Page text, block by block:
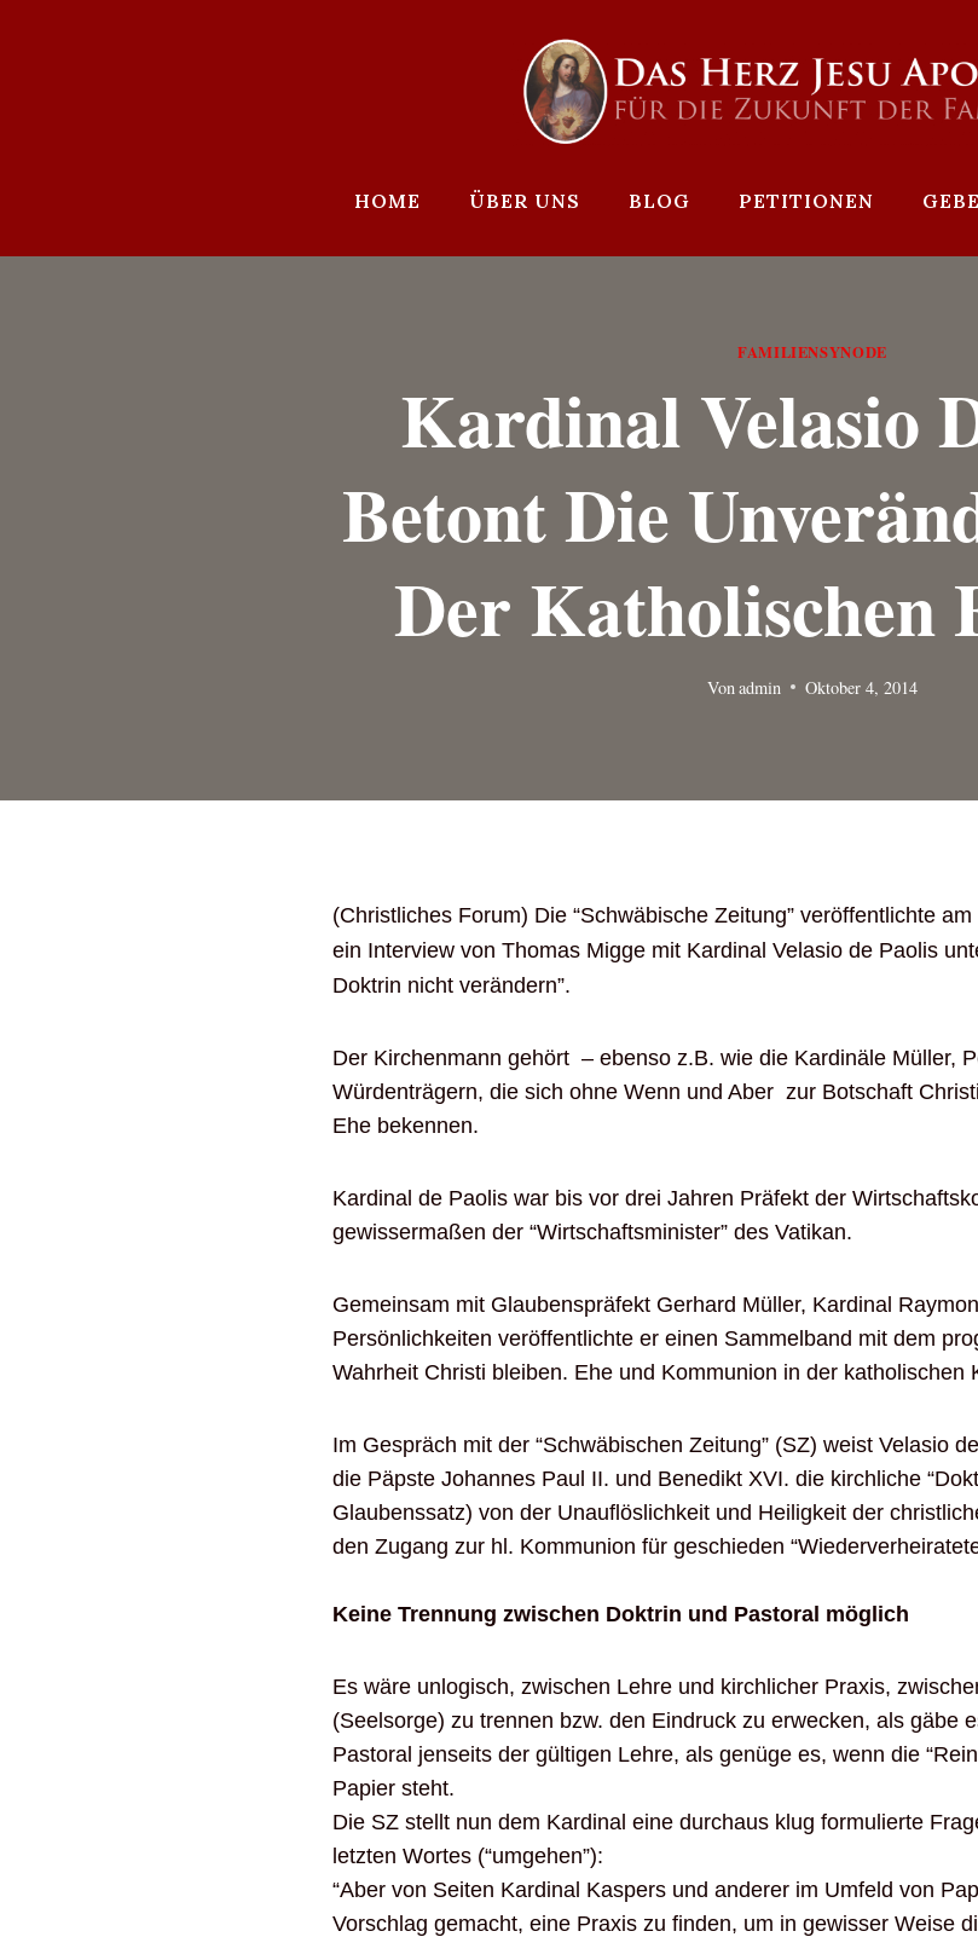
HOME ÜBER UNS BLOG PETITIONEN
FAMILIENSYNODE
Kardinal Velasio
Betont Die
Der Katholischen
Von admin Oktober 4, 2014
(Christliches Forum) Die “Schwäbische Zeitung” veröffentlichte
ein Interview von Thomas Migge mit Kardinal Velasio de Paolis
Doktrin nicht verändern”.
Der Kirchenmann gehört – ebenso z.B. wie die Kardinäle Müller,
Würdenträgern, die sich ohne Wenn und Aber zur Botschaft
Ehe bekennen.
Kardinal de Paolis war bis vor drei Jahren Präfekt der
gewissermaßen der “Wirtschaftsminister” des Vatikan.
Gemeinsam mit Glaubenspräfekt Gerhard Müller, Kardinal
Persönlichkeiten veröffentlichte er einen Sammelband mit dem
Wahrheit Christi bleiben. Ehe und Kommunion in der katholischen
Im Gespräch mit der “Schwäbischen Zeitung” (SZ) weist Velasio
die Päpste Johannes Paul II. und Benedikt XVI. die kirchliche
Glaubenssatz) von der Unauflöslichkeit und Heiligkeit der
den Zugang zur hl. Kommunion für geschieden
Keine Trennung zwischen Doktrin und Pastoral möglich
Es wäre unlogisch, zwischen Lehre und kirchlicher Praxis,
(Seelsorge) zu trennen bzw. den Eindruck zu erwecken, als gäbe
Pastoral jenseits der gültigen Lehre, als genüge es, wenn die
Papier steht.
Die SZ stellt nun dem Kardinal eine durchaus klug formulierte
letzten Wortes (“umgehen”):
“Aber von Seiten Kardinal Kaspers und anderer im Umfeld von
Vorschlag gemacht, eine Praxis zu finden, um in gewisser Weise